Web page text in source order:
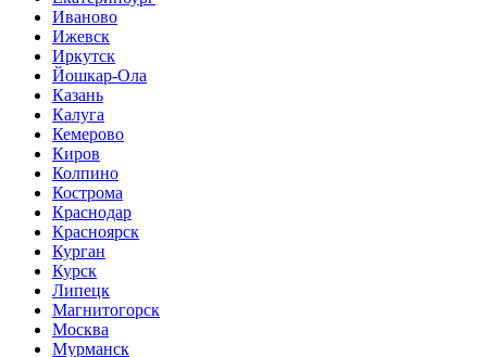
Иваново
Ижевск
Иркутск
Йошкар-Ола
Казань
Калуга
Кемерово
Киров
Колпино
Кострома
Краснодар
Красноярск
Курган
Курск
Липецк
Магнитогорск
Москва
Мурманск